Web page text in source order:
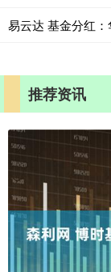
易云达 基金分红
推荐资讯